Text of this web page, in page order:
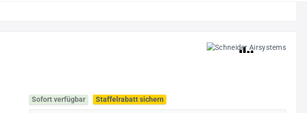
Sofort verfügbar
Staffelrabatt sichern